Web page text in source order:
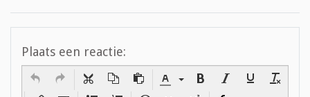
Plaats een reactie: